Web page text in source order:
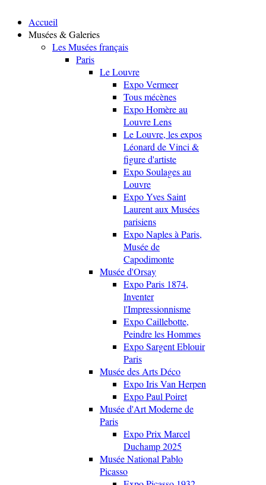
Accueil
Musées & Galeries
Les Musées français
Paris
Le Louvre
Expo Vermeer
Tous mécènes
Expo Homère au
Louvre Lens
Le Louvre, les expos
Léonard de Vinci &
figure d'artiste
Expo Soulages au
Louvre
Expo Yves Saint
Laurent aux Musées
parisiens
Expo Naples à Paris,
Musée de
Capodimonte
Musée d'Orsay
Expo Paris 1874,
Inventer
l'Impressionnisme
Expo Caillebotte,
Peindre les Hommes
Expo Sargent Eblouir
Paris
Musée des Arts Déco
Expo Iris Van Herpen
Expo Paul Poiret
Musée d'Art Moderne de
Paris
Expo Prix Marcel
Duchamp 2025
Musée National Pablo
Picasso